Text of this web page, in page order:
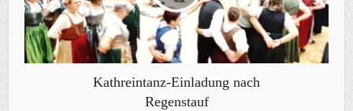
Kathreintanz-Einladung nach
Regenstauf